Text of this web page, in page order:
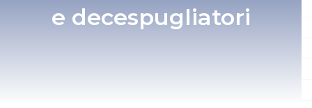
e decespugliatori